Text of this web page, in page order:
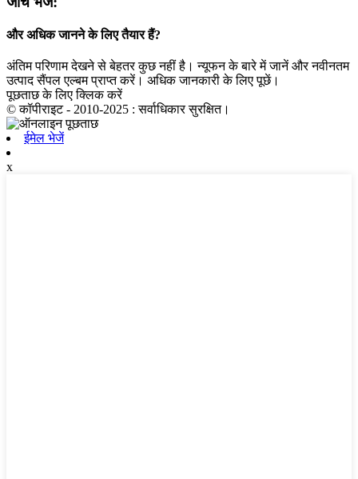
और अधिक जानने के लिए तैयार हैं?
अंतिम परिणाम देखने से बेहतर कुछ नहीं है। न्यूफन के बारे में जानें और नवीनतम
उत्पाद सैंपल एल्बम प्राप्त करें। अधिक जानकारी के लिए पूछें।
पूछताछ के लिए क्लिक करें
© कॉपीराइट - 2010-2025 : सर्वाधिकार सुरक्षित।
ईमेल भेजें
x